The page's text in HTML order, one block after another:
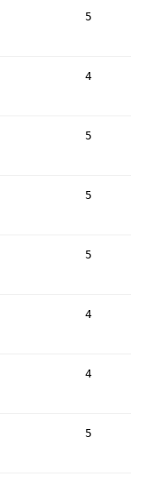
5
4
5
5
5
4
4
5